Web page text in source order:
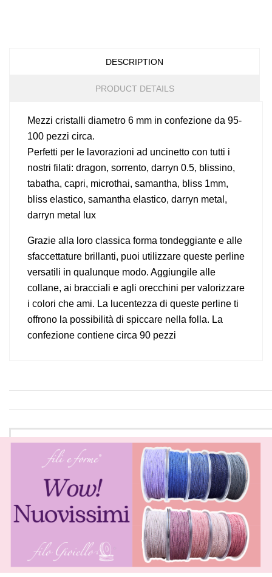
DESCRIPTION
PRODUCT DETAILS
Mezzi cristalli diametro 6 mm in confezione da 95-
100 pezzi circa.
Perfetti per le lavorazioni ad uncinetto con tutti i
nostri filati: dragon, sorrento, darryn 0.5, blissino,
tabatha, capri, microthai, samantha, bliss 1mm,
bliss elastico, samantha elastico, darryn metal,
darryn metal lux
Grazie alla loro classica forma tondeggiante e alle
sfaccettature brillanti, puoi utilizzare queste perline
versatili in qualunque modo. Aggiungile alle
collane, ai bracciali e agli orecchini per valorizzare
i colori che ami. La lucentezza di queste perline ti
offrono la possibilità di spiccare nella folla. La
confezione contiene circa 90 pezzi